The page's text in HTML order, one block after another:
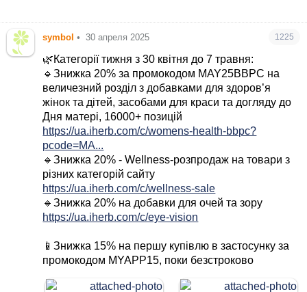
symbol • 30 апреля 2025 1225
🌿Категорії тижня з 30 квітня до 7 травня:
🔹Знижка 20% за промокодом MAY25BBPC на
величезний розділ з добавками для здоров’я
жінок та дітей, засобами для краси та догляду до
Дня матері, 16000+ позицій
https://ua.iherb.com/c/womens-health-bbpc?
pcode=MA...
🔹Знижка 20% - Wellness-розпродаж на товари з
різних категорій сайту
https://ua.iherb.com/c/wellness-sale
🔹Знижка 20% на добавки для очей та зору
https://ua.iherb.com/c/eye-vision
📱Знижка 15% на першу купівлю в застосунку за
промокодом MYAPP15, поки безстроково